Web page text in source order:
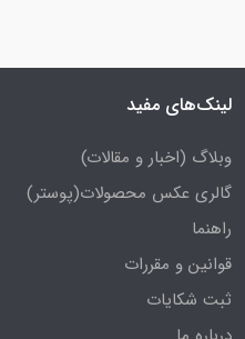
لینک‌های مفید
وبلاگ (اخبار و مقالات)
گالری عکس محصولات(پوستر)
راهنما
قوانین و مقررات
ثبت شکایات